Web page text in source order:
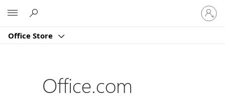
Office Store
prie
Office.com